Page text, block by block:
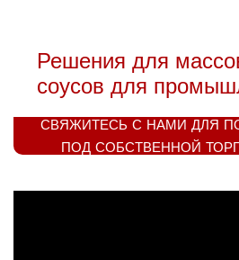
Решения для
соусов для
СВЯЖИТЕСЬ С НАМИ ДЛЯ
ПОД СОБСТВЕННОЙ